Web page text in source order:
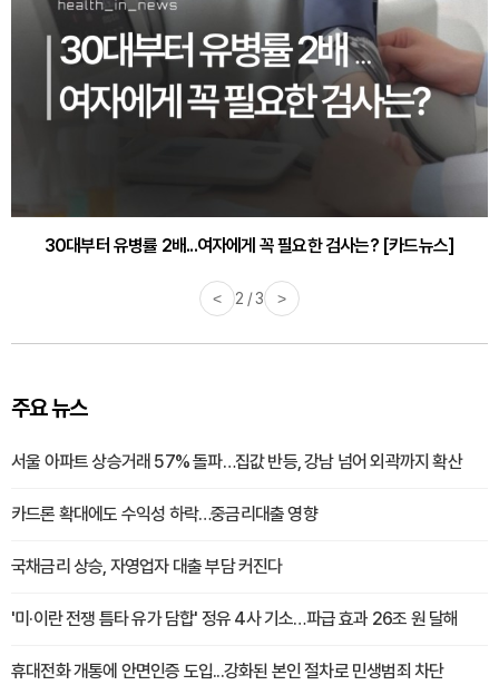
감기·독감 예방하고 면역력 높이는 4가지 영양제 [카드뉴스]
< 3 / 3 >
주요 뉴스
서울 아파트 상승거래 57% 돌파…집값 반등, 강남 넘어 외곽까지 확산
카드론 확대에도 수익성 하락…중금리대출 영향
국채금리 상승, 자영업자 대출 부담 커진다
'미·이란 전쟁 틈타 유가 담합' 정유 4사 기소…파급 효과 26조 원 달해
휴대전화 개통에 안면인증 도입...강화된 본인 절차로 민생범죄 차단